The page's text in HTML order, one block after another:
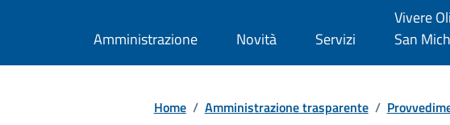
Amministrazione Novità Servizi
Vivere
San
Home / Amministrazione trasparente /